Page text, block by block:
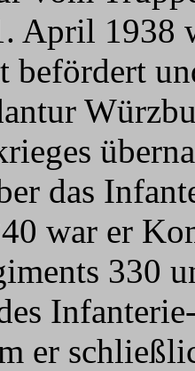
April 1938
befördert
das
war er
330
er